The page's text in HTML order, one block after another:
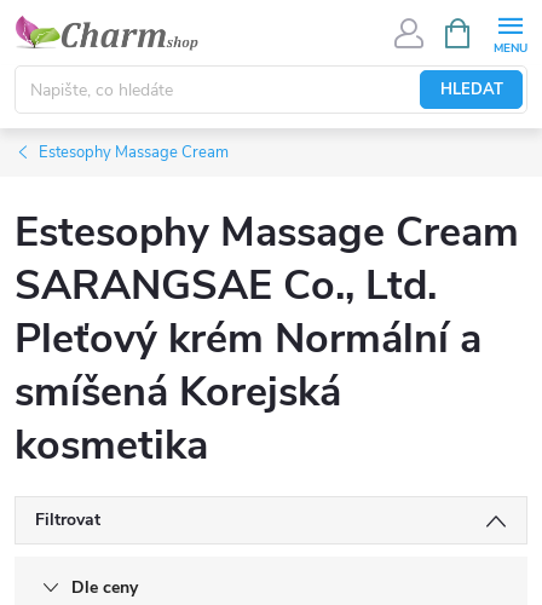
Přejít
obsah
HLEDAT
NÁKUPNÍ
KOŠÍK
Estesophy Massage Cream
Estesophy Massage Cream
SARANGSAE Co., Ltd.
Pleťový krém Normální a
smíšená Korejská
kosmetika
Filtrovat
Dle ceny